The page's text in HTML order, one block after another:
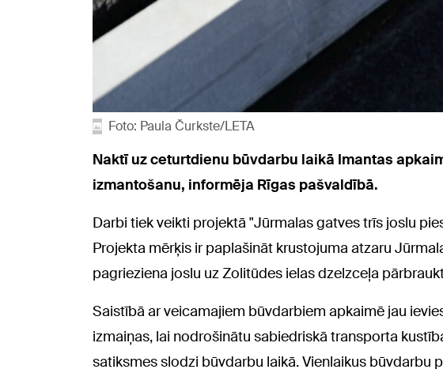
Foto: Paula Čurkste/LETA
Naktī uz ceturtdienu būvdarbu laikā Imantas
izmantošanu, informēja Rīgas pašvaldībā.
Darbi tiek veikti projektā "Jūrmalas gatves trīs joslu
Projekta mērķis ir paplašināt krustojuma atzaru
pagrieziena joslu uz Zolitūdes ielas dzelzceļa
Saistībā ar veicamajiem būvdarbiem apkaimē jau
izmaiņas, lai nodrošinātu sabiedriskā transporta
satiksmes slodzi būvdarbu laikā. Vienlaikus būvdarbu